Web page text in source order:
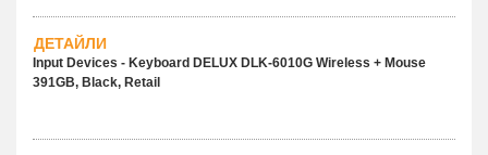
ДЕТАЙЛИ
Input Devices - Keyboard DELUX DLK-6010G Wireless + Mouse
391GB, Black, Retail